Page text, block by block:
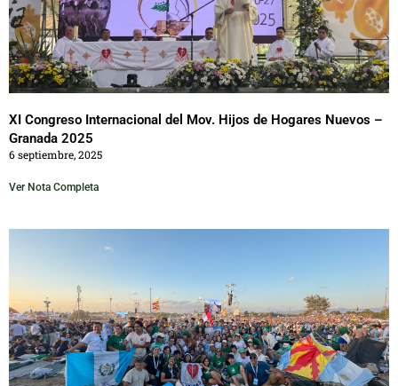
XI Congreso Internacional del Mov. Hijos de Hogares Nuevos –
Granada 2025
6 septiembre, 2025
Ver Nota Completa